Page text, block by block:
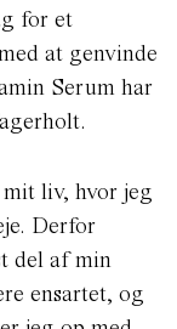
for et
at genvinde
Serum har
mit liv, hvor jeg
Derfor
del af min
ensartet, og